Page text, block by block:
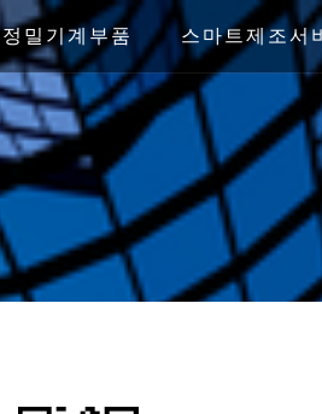
정밀기계부품 스마트제조서